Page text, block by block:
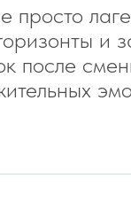
просто
и
после